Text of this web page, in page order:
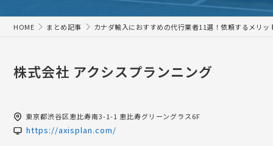
HOME まとめ記事 カナダ輸入におすすめの代行業者11選！依頼するメリッ
株式会社 アクシスプランニング
東京都渋谷区恵比寿南3-1-1 恵比寿グリーングラス6F
https://axisplan.com/